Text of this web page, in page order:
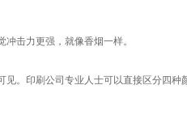
击力更强，就像香烟一样。
。印刷公司专业人士可以直接区分四种